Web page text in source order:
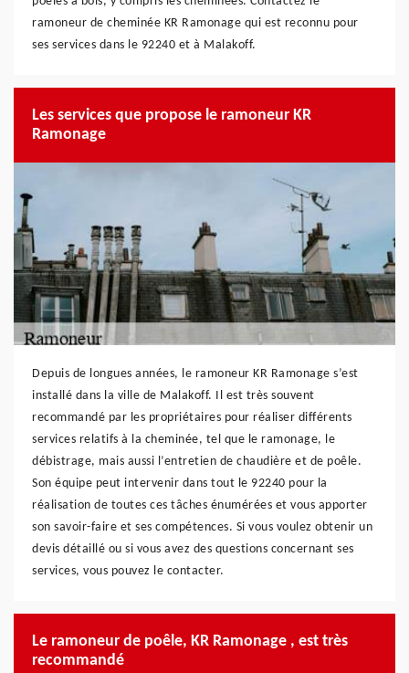
ramoneur de cheminée KR Ramonage qui est reconnu pour
ses services dans le 92240 et à Malakoff.
Les services que propose le ramoneur KR
Ramonage
Depuis de longues années, le ramoneur KR Ramonage s’est
installé dans la ville de Malakoff. Il est très souvent
recommandé par les propriétaires pour réaliser différents
services relatifs à la cheminée, tel que le ramonage, le
débistrage, mais aussi l’entretien de chaudière et de poêle.
Son équipe peut intervenir dans tout le 92240 pour la
réalisation de toutes ces tâches énumérées et vous apporter
son savoir-faire et ses compétences. Si vous voulez obtenir un
devis détaillé ou si vous avez des questions concernant ses
services, vous pouvez le contacter.
Le ramoneur de poêle, KR Ramonage , est très
recommandé